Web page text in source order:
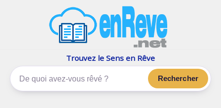
Les rêves, c'est plus que çaTrouvez le Sens en Rêve
Rechercher